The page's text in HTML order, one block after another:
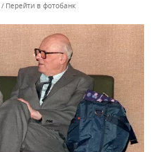
Перейти в фотобанк